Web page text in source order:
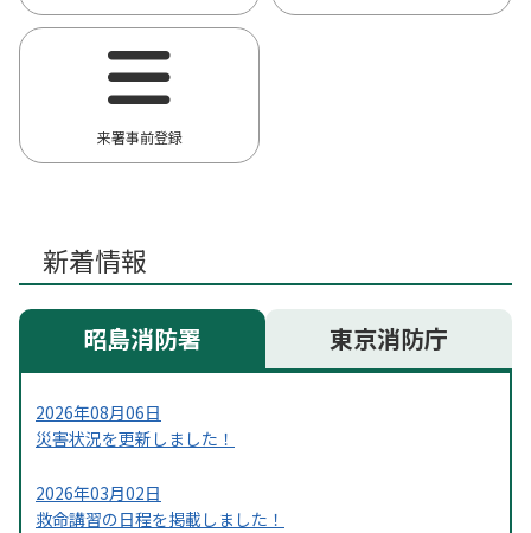
来署事前登録
新着情報
昭島消防署 東京消防庁
2026年08月06日
災害状況を更新しました！
2026年03月02日
救命講習の日程を掲載しました！